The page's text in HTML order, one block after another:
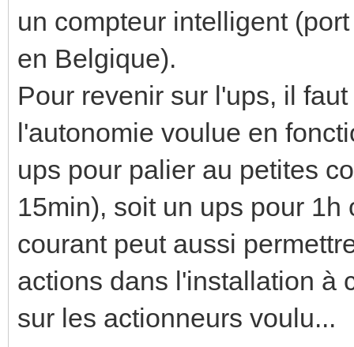
un compteur intelligent
en Belgique).
Pour revenir sur l'ups, il
l'autonomie voulue en
ups pour palier au petites
15min), soit un ups pour
courant peut aussi
actions dans l'installation à
sur les actionneurs voulu...